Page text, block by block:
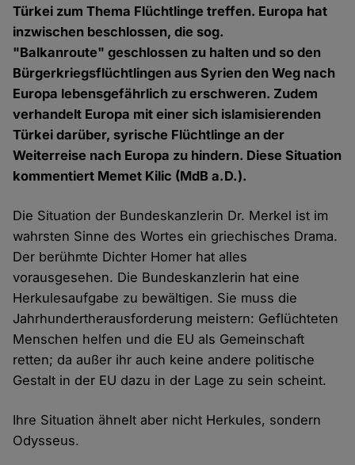
Türkei zum Thema Flüchtlinge treffen. Europa hat
inzwischen beschlossen, die sog.
"Balkanroute" geschlossen zu halten und so den
Bürgerkriegsflüchtlingen aus Syrien den Weg nach
Europa lebensgefährlich zu erschweren. Zudem
verhandelt Europa mit einer sich islamisierenden
Türkei darüber, syrische Flüchtlinge an der
Weiterreise nach Europa zu hindern. Diese Situation
kommentiert Memet Kilic (MdB a.D.).
Die Situation der Bundeskanzlerin Dr. Merkel ist im
wahrsten Sinne des Wortes ein griechisches Drama.
Der berühmte Dichter Homer hat alles
vorausgesehen. Die Bundeskanzlerin hat eine
Herkulesaufgabe zu bewältigen. Sie muss die
Jahrhundertherausforderung meistern: Geflüchteten
Menschen helfen und die EU als Gemeinschaft
retten; da außer ihr auch keine andere politische
Gestalt in der EU dazu in der Lage zu sein scheint.
Ihre Situation ähnelt aber nicht Herkules, sondern
Odysseus.